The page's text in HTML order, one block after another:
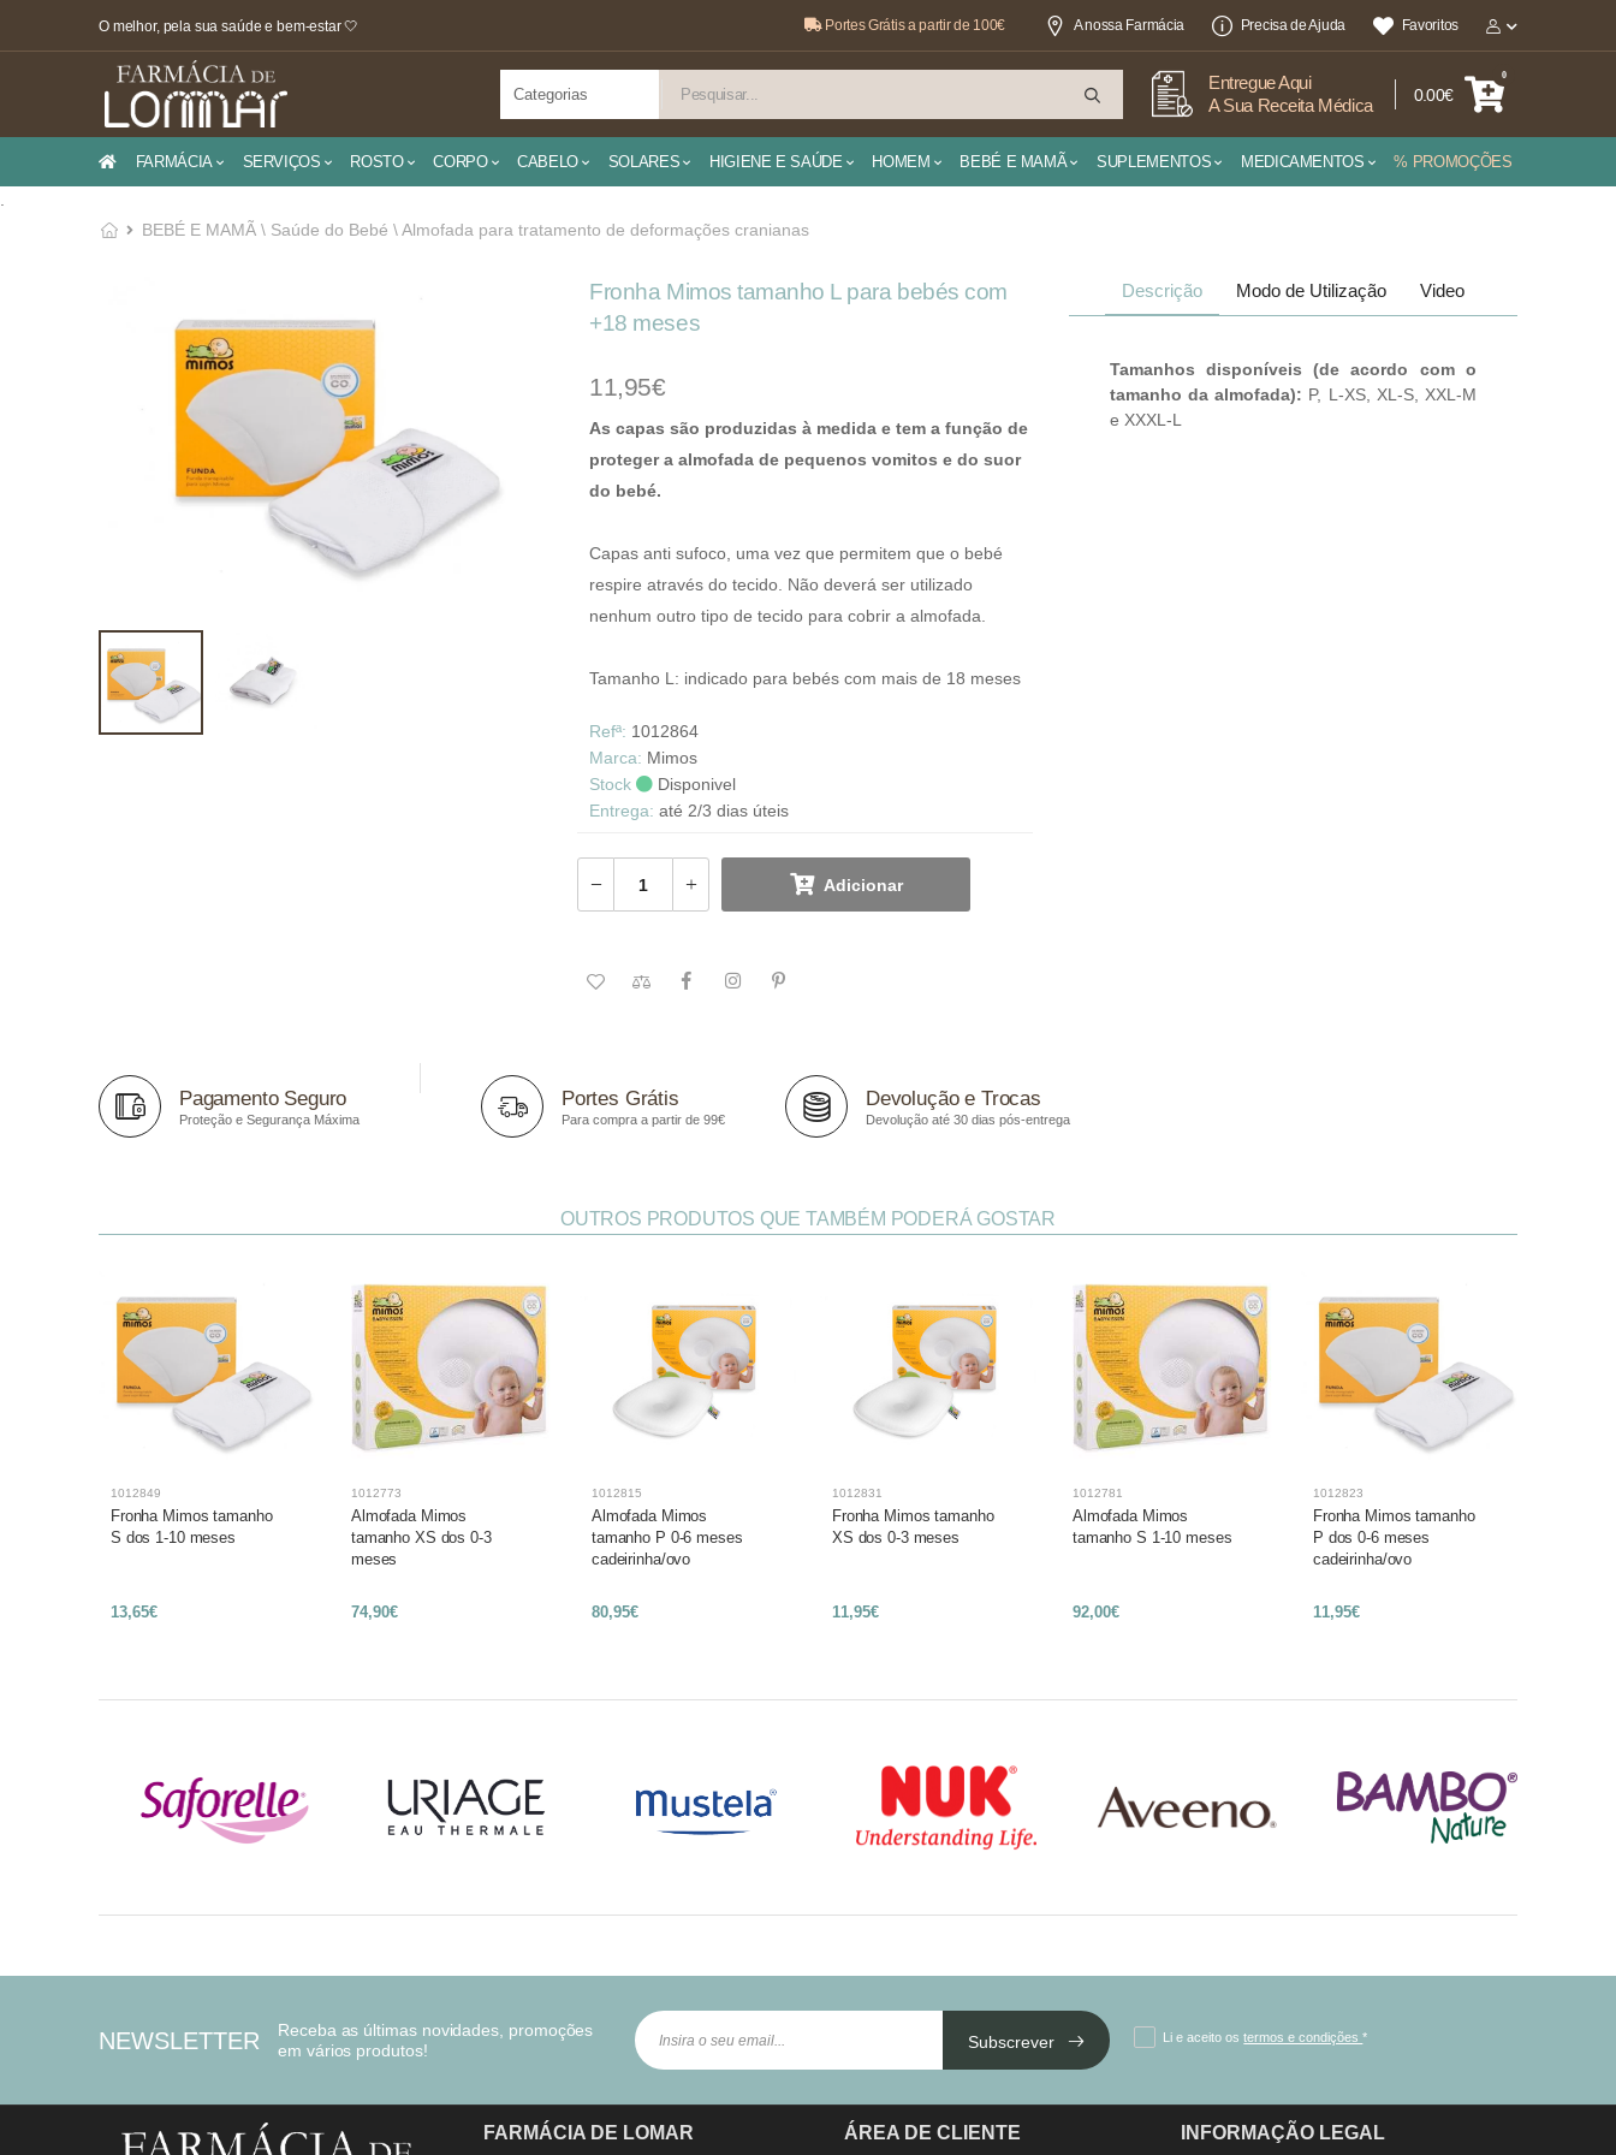
O melhor, pela sua saúde e bem-estar 🤍 Portes Grátis a partir de 100€ A nossa Farmácia Precisa de Ajuda Favoritos
Entregue Aqui
A Sua Receita Médica
0.00€
0
FARMÁCIA SERVIÇOS ROSTO CORPO CABELO SOLARES HIGIENE E SAÚDE HOMEM BEBÉ E MAMÃ SUPLEMENTOS MEDICAMENTOS % PROMOÇÕES
BEBÉ E MAMÃ \ Saúde do Bebé \ Almofada para tratamento de deformações cranianas
Descrição Modo de Utilização Video
Tamanhos disponíveis (de acordo com o
tamanho da almofada): P, L-XS, XL-S, XXL-M
e XXXL-L
Fronha Mimos tamanho L para bebés com
+18 meses
11,95€
As capas são produzidas à medida e tem a função de
proteger a almofada de pequenos vomitos e do suor
do bebé.
Capas anti sufoco, uma vez que permitem que o bebé
respire através do tecido. Não deverá ser utilizado
nenhum outro tipo de tecido para cobrir a almofada.
Tamanho L: indicado para bebés com mais de 18 meses
Refª: 1012864
Marca: Mimos
Stock
Disponivel
Entrega: até 2/3 dias úteis
Adicionar
Pagamento Seguro
Proteção e Segurança Máxima
Portes Grátis
Para compra a partir de 99€
Devolução e Trocas
Devolução até 30 dias pós-entrega
OUTROS PRODUTOS QUE TAMBÉM PODERÁ GOSTAR
1012849
Fronha Mimos tamanho
S dos 1-10 meses
13,65€
1012773
Almofada Mimos
tamanho XS dos 0-3
meses
74,90€
1012815
Almofada Mimos
tamanho P 0-6 meses
cadeirinha/ovo
80,95€
1012831
Fronha Mimos tamanho
XS dos 0-3 meses
11,95€
1012781
Almofada Mimos
tamanho S 1-10 meses
92,00€
1012823
Fronha Mimos tamanho
P dos 0-6 meses
cadeirinha/ovo
11,95€
NEWSLETTER
Receba as últimas novidades, promoções
em vários produtos!
Subscrever Li e aceito ostermos e condições*
FARMÁCIA DE LOMAR ÁREA DE CLIENTE INFORMAÇÃO LEGAL